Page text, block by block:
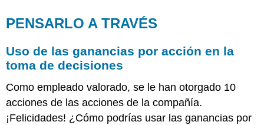
PENSARLO A TRAVÉS
Uso de las ganancias por acción en la
toma de decisiones
Como empleado valorado, se le han otorgado 10
acciones de las acciones de la compañía.
¡Felicidades! ¿Cómo podrías usar las ganancias por